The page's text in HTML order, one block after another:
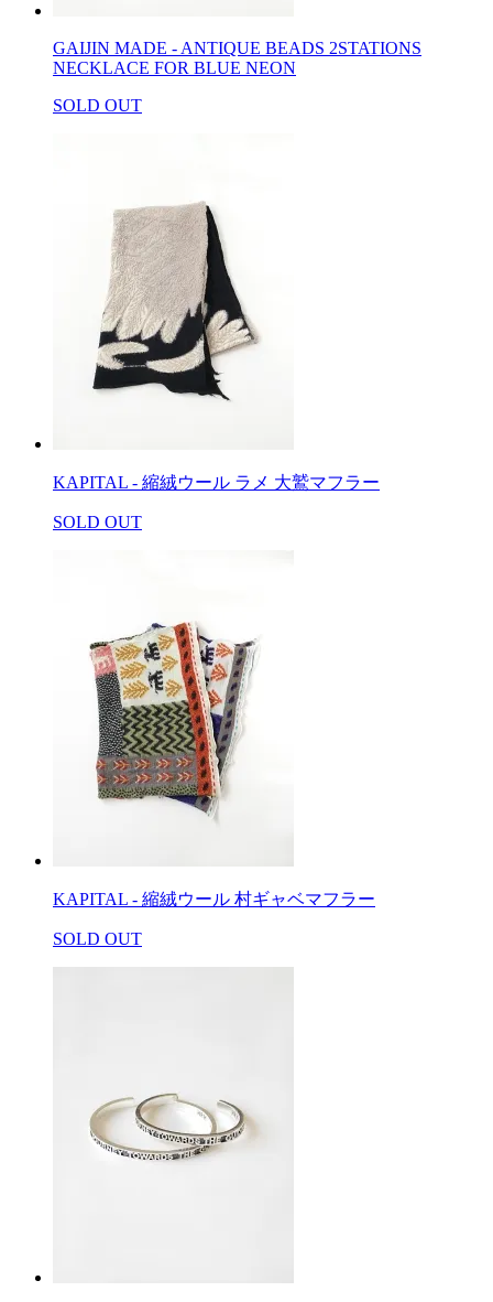
GAIJIN MADE - ANTIQUE BEADS 2STATIONS
NECKLACE FOR BLUE NEON
SOLD OUT
KAPITAL - 縮絨ウール ラメ 大鷲マフラー
SOLD OUT
KAPITAL - 縮絨ウール 村ギャベマフラー
SOLD OUT